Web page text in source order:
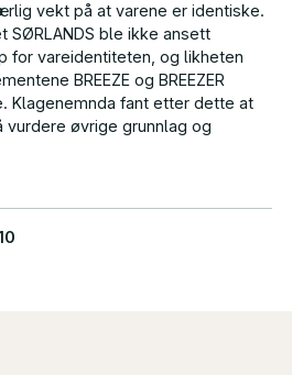
vekt på at varene er identiske.
ble ikke ansett
for vareidentiteten, og likheten
BREEZE og BREEZER
Klagenemnda fant etter dette at
øvrige grunnlag og